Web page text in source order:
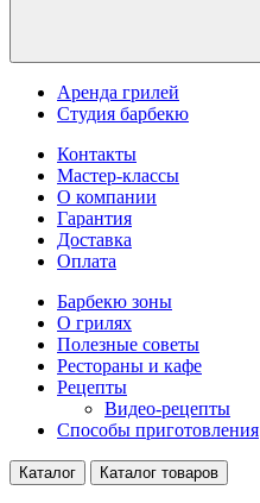
Аренда грилей
Студия барбекю
Контакты
Мастер-классы
О компании
Гарантия
Доставка
Оплата
Барбекю зоны
О грилях
Полезные советы
Рестораны и кафе
Рецепты
Видео-рецепты
Способы приготовления
Каталог Каталог товаров